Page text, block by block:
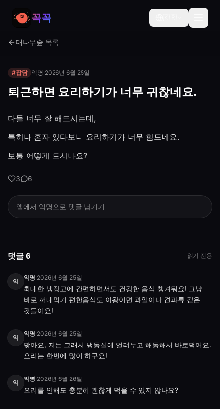
꼭꼭
대나무숲 목록
#잡담 익명·2026년 6월 25일
퇴근하면 요리하기가 너무 귀찮네요.
다들 너무 잘 해드시는데,
특히나 혼자 있다보니 요리하기가 너무 힘드네요.
보통 어떻게 드시나요?
3 6
앱에서 익명으로 댓글 남기기
댓글 6 읽기 전용
익
익명·2026년 6월 25일
최대한 냉장고에 간편하면서도 건강한 음식 챙겨둬요! 그냥
바로 꺼내먹기 편한음식도 이왕이면 과일이나 견과류 같은
것들이요!
익
익명·2026년 6월 25일
맞아요, 저는 그래서 냉동실에 얼려두고 해동해서 바로먹어요.
요리는 한번에 많이 하구요!
익
익명·2026년 6월 26일
요리를 안해도 충분히 괜찮게 먹을 수 있지 않나요?